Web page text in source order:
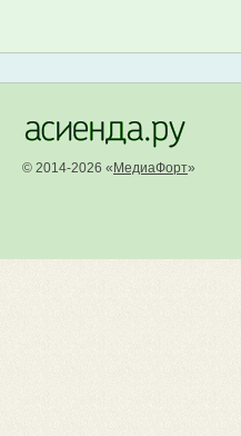
© 2014-2026 « МедиаФорт»